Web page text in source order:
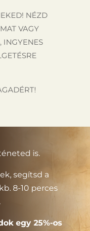
NÉZD
VAGY
INGYENES
is.
segítsd a
8-10 perces
egy 25%-os